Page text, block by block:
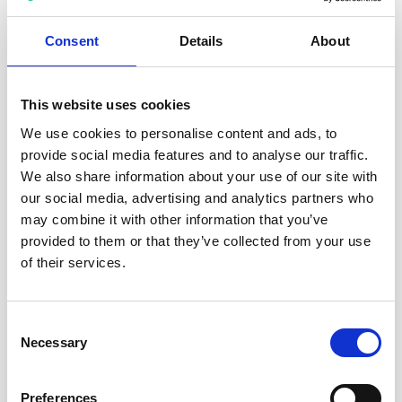
Consent Details About
This website uses cookies
We use cookies to personalise content and ads, to
provide social media features and to analyse our traffic.
We also share information about your use of our site with
our social media, advertising and analytics partners who
may combine it with other information that you’ve
provided to them or that they’ve collected from your use
of their services.
Selection
Necessary
Preferences
barnet liggende på fanget med hodet på knærne, og
andre igjen synes det er best om barnet sitter på
fanget eller står på en skammel.
Les også: Viktig at barn får hjelp til gode
tannpleierutiner
Maten påvirker
Hos barn som får brystmelk er fortennene i overkjeven
ekstra utsatt for hull. Husk derfor å pusse godt, også
viktigere enn du tror.
Småspising mellom måltidene øker risikoen for hull i
tennene betraktelig. Unngå derfor å gi små mat
mellom måltidene, og velg frukt eller grønnsaker hvis